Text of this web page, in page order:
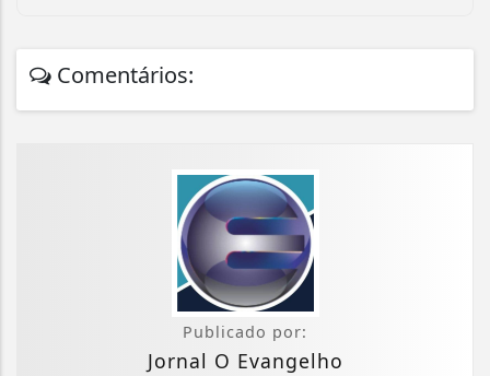
Comentários:
Publicado por:
Jornal O Evangelho